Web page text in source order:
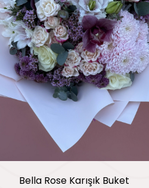
Bella Rose Karışık Buket